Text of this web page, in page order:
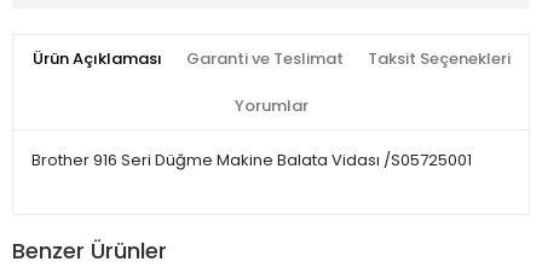
Ürün Açıklaması Garanti ve Teslimat Taksit Seçenekleri
Yorumlar
Brother 916 Seri Düğme Makine Balata Vidası /S05725001
Benzer Ürünler